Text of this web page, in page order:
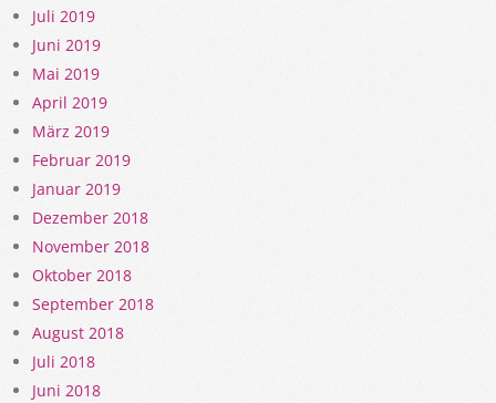
Juli 2019
Juni 2019
Mai 2019
April 2019
März 2019
Februar 2019
Januar 2019
Dezember 2018
November 2018
Oktober 2018
September 2018
August 2018
Juli 2018
Juni 2018